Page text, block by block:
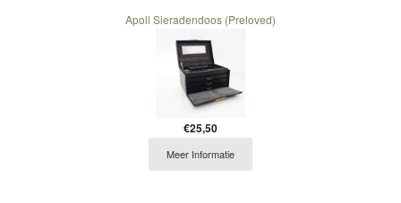
Apoll Sieradendoos (Preloved)
€25,50
Meer Informatie